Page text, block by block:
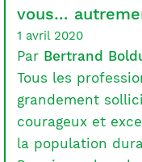
vous…
1 avril 2020
Par Bertrand
Tous les
grandement
courageux et
la population